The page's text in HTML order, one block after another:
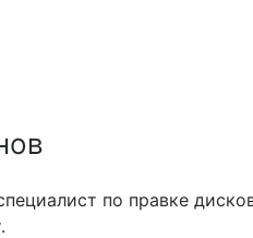
по правке